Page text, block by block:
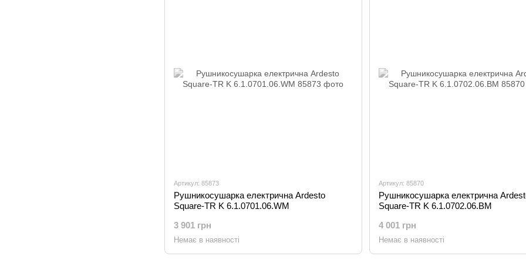
Артикул: 85873
Рушникосушарка електрична Ardesto
Square-TR K 6.1.0701.06.WM
3 901 грн
Немає в наявності
Артикул: 85870
Рушникосушарка електрична
Square-TR K 6.1.0702.06.BM
4 001 грн
Немає в наявності